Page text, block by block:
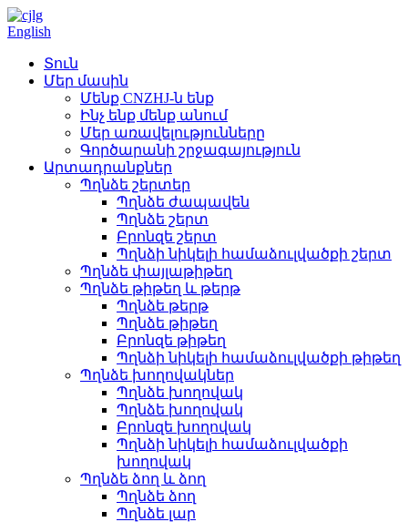
English
Տուն
Մեր մասին
Մենք CNZHJ-ն ենք
Ինչ ենք մենք անում
Մեր առավելությունները
Գործարանի շրջագայություն
Արտադրանքներ
Պղնձե շերտեր
Պղնձե ժապավեն
Պղնձե շերտ
Բրոնզե շերտ
Պղնձի նիկելի համաձուլվածքի շերտ
Պղնձե փայլաթիթեղ
Պղնձե թիթեղ և թերթ
Պղնձե թերթ
Պղնձե թիթեղ
Բրոնզե թիթեղ
Պղնձի նիկելի համաձուլվածքի թիթեղ
Պղնձե խողովակներ
Պղնձե խողովակ
Պղնձե խողովակ
Բրոնզե խողովակ
Պղնձի նիկելի համաձուլվածքի
խողովակ
Պղնձե ձող և ձող
Պղնձե ձող
Պղնձե լար